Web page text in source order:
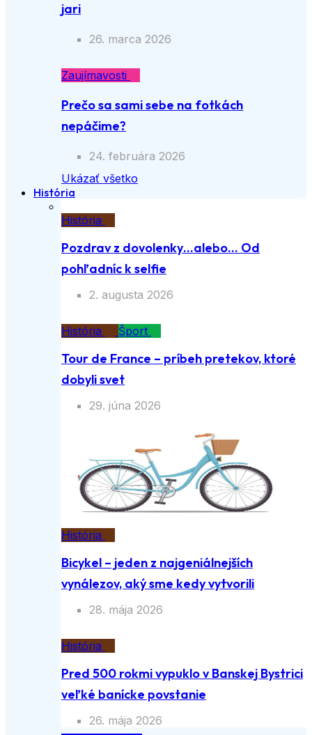
jari
26. marca 2026
Zaujímavosti
Prečo sa sami sebe na fotkách
nepáčime?
24. februára 2026
Ukázať všetko
História
História
Pozdrav z dovolenky…alebo… Od
pohľadníc k selfie
2. augusta 2026
História Šport
Tour de France – príbeh pretekov, ktoré
dobyli svet
29. júna 2026
História
Bicykel – jeden z najgeniálnejších
vynálezov, aký sme kedy vytvorili
28. mája 2026
História
Pred 500 rokmi vypuklo v Banskej Bystrici
veľké banícke povstanie
26. mája 2026